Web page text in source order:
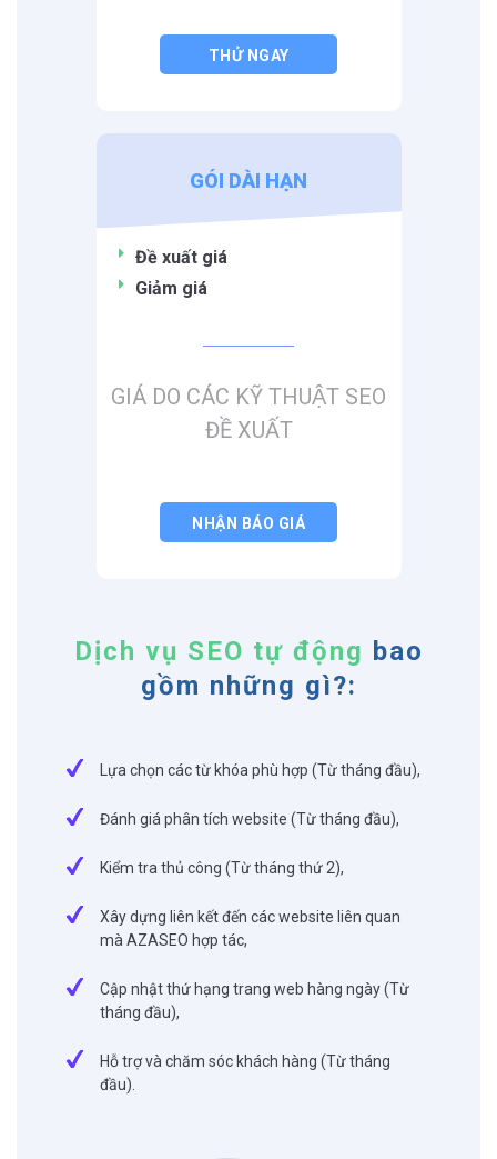
THỬ NGAY
GÓI DÀI HẠN
Đề xuất giá
Giảm giá
GIÁ DO CÁC KỸ THUẬT SEO
ĐỀ XUẤT
NHẬN BÁO GIÁ
Dịch vụ SEO tự động bao
gồm những gì?:
Lựa chọn các từ khóa phù hợp (Từ tháng đầu),
Đánh giá phân tích website (Từ tháng đầu),
Kiểm tra thủ công (Từ tháng thứ 2),
Xây dựng liên kết đến các website liên quan
mà AZASEO hợp tác,
Cập nhật thứ hạng trang web hàng ngày (Từ
tháng đầu),
Hỗ trợ và chăm sóc khách hàng (Từ tháng
đầu).